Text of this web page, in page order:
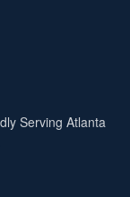
Serving Atlanta